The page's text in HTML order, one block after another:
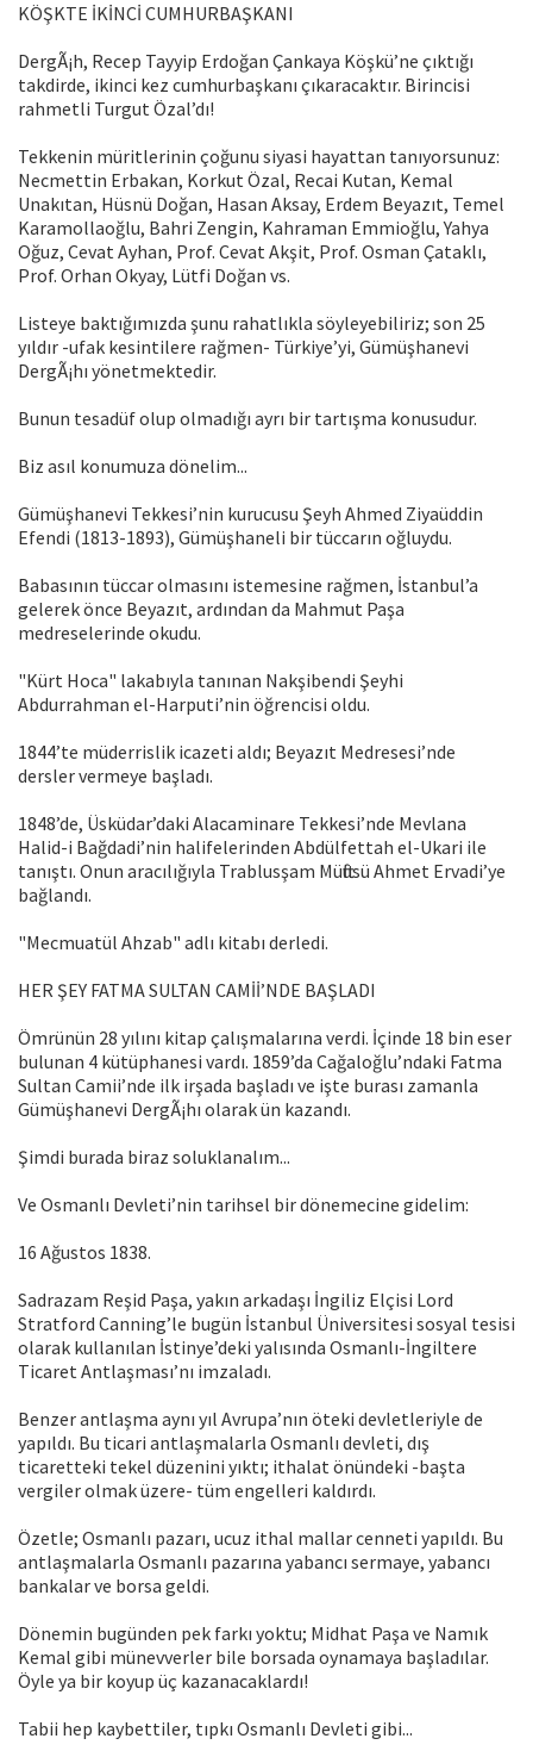
KÖŞKTE İKİNCİ CUMHURBAŞKANI
DergÃ¡h, Recep Tayyip Erdoğan Çankaya Köşkü’ne çıktığı
takdirde, ikinci kez cumhurbaşkanı çıkaracaktır. Birincisi
rahmetli Turgut Özal’dı!
Tekkenin müritlerinin çoğunu siyasi hayattan tanıyorsunuz:
Necmettin Erbakan, Korkut Özal, Recai Kutan, Kemal
Unakıtan, Hüsnü Doğan, Hasan Aksay, Erdem Beyazıt, Temel
Karamollaoğlu, Bahri Zengin, Kahraman Emmioğlu, Yahya
Oğuz, Cevat Ayhan, Prof. Cevat Akşit, Prof. Osman Çataklı,
Prof. Orhan Okyay, Lütfi Doğan vs.
Listeye baktığımızda şunu rahatlıkla söyleyebiliriz; son 25
yıldır -ufak kesintilere rağmen- Türkiye’yi, Gümüşhanevi
DergÃ¡hı yönetmektedir.
Bunun tesadüf olup olmadığı ayrı bir tartışma konusudur.
Biz asıl konumuza dönelim...
Gümüşhanevi Tekkesi’nin kurucusu Şeyh Ahmed Ziyaüddin
Efendi (1813-1893), Gümüşhaneli bir tüccarın oğluydu.
Babasının tüccar olmasını istemesine rağmen, İstanbul’a
gelerek önce Beyazıt, ardından da Mahmut Paşa
medreselerinde okudu.
"Kürt Hoca" lakabıyla tanınan Nakşibendi Şeyhi
Abdurrahman el-Harputi’nin öğrencisi oldu.
1844’te müderrislik icazeti aldı; Beyazıt Medresesi’nde
dersler vermeye başladı.
1848’de, Üsküdar’daki Alacaminare Tekkesi’nde Mevlana
Halid-i Bağdadi’nin halifelerinden Abdülfettah el-Ukari ile
tanıştı. Onun aracılığıyla Trablusşam Müftüsü Ahmet Ervadi’ye
bağlandı.
"Mecmuatül Ahzab" adlı kitabı derledi.
HER ŞEY FATMA SULTAN CAMİİ’NDE BAŞLADI
Ömrünün 28 yılını kitap çalışmalarına verdi. İçinde 18 bin eser
bulunan 4 kütüphanesi vardı. 1859’da Cağaloğlu’ndaki Fatma
Sultan Camii’nde ilk irşada başladı ve işte burası zamanla
Gümüşhanevi DergÃ¡hı olarak ün kazandı.
Şimdi burada biraz soluklanalım...
Ve Osmanlı Devleti’nin tarihsel bir dönemecine gidelim:
16 Ağustos 1838.
Sadrazam Reşid Paşa, yakın arkadaşı İngiliz Elçisi Lord
Stratford Canning’le bugün İstanbul Üniversitesi sosyal tesisi
olarak kullanılan İstinye’deki yalısında Osmanlı-İngiltere
Ticaret Antlaşması’nı imzaladı.
Benzer antlaşma aynı yıl Avrupa’nın öteki devletleriyle de
yapıldı. Bu ticari antlaşmalarla Osmanlı devleti, dış
ticaretteki tekel düzenini yıktı; ithalat önündeki -başta
vergiler olmak üzere- tüm engelleri kaldırdı.
Özetle; Osmanlı pazarı, ucuz ithal mallar cenneti yapıldı. Bu
antlaşmalarla Osmanlı pazarına yabancı sermaye, yabancı
bankalar ve borsa geldi.
Dönemin bugünden pek farkı yoktu; Midhat Paşa ve Namık
Kemal gibi münevverler bile borsada oynamaya başladılar.
Öyle ya bir koyup üç kazanacaklardı!
Tabii hep kaybettiler, tıpkı Osmanlı Devleti gibi...